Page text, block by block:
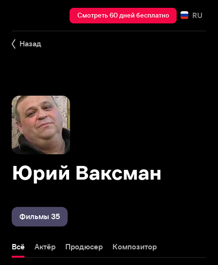
Смотреть 60 дней бесплатно RU
Назад
Юрий Ваксман
Фильмы 35
Всё Актёр Продюсер Композитор